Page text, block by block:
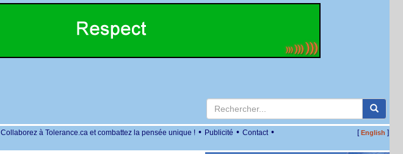
Collaborez à Tolerance.ca et combattez la pensée unique ! • Publicité • Contact • [English ]